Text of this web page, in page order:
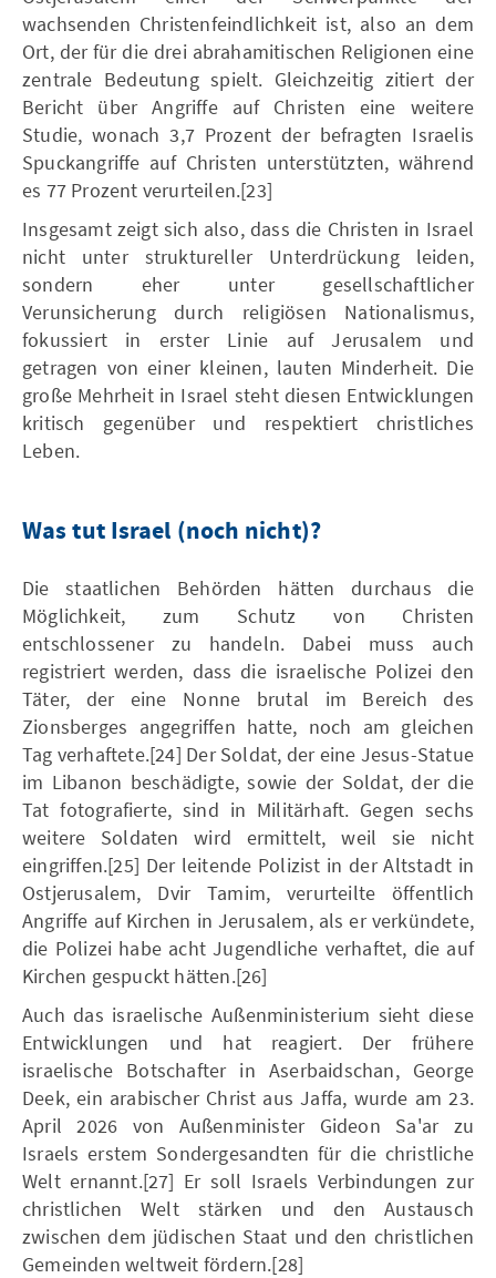
wachsenden Christenfeindlichkeit ist, also an dem
Ort, der für die drei abrahamitischen Religionen eine
zentrale Bedeutung spielt. Gleichzeitig zitiert der
Bericht über Angriffe auf Christen eine weitere
Studie, wonach 3,7 Prozent der befragten Israelis
Spuckangriffe auf Christen unterstützten, während
es 77 Prozent verurteilen.[23]
Insgesamt zeigt sich also, dass die Christen in Israel
nicht unter struktureller Unterdrückung leiden,
sondern eher unter gesellschaftlicher
Verunsicherung durch religiösen Nationalismus,
fokussiert in erster Linie auf Jerusalem und
getragen von einer kleinen, lauten Minderheit. Die
große Mehrheit in Israel steht diesen Entwicklungen
kritisch gegenüber und respektiert christliches
Leben.
Was tut Israel (noch nicht)?
Die staatlichen Behörden hätten durchaus die
Möglichkeit, zum Schutz von Christen
entschlossener zu handeln. Dabei muss auch
registriert werden, dass die israelische Polizei den
Täter, der eine Nonne brutal im Bereich des
Zionsberges angegriffen hatte, noch am gleichen
Tag verhaftete.[24] Der Soldat, der eine Jesus-Statue
im Libanon beschädigte, sowie der Soldat, der die
Tat fotografierte, sind in Militärhaft. Gegen sechs
weitere Soldaten wird ermittelt, weil sie nicht
eingriffen.[25] Der leitende Polizist in der Altstadt in
Ostjerusalem, Dvir Tamim, verurteilte öffentlich
Angriffe auf Kirchen in Jerusalem, als er verkündete,
die Polizei habe acht Jugendliche verhaftet, die auf
Kirchen gespuckt hätten.[26]
Auch das israelische Außenministerium sieht diese
Entwicklungen und hat reagiert. Der frühere
israelische Botschafter in Aserbaidschan, George
Deek, ein arabischer Christ aus Jaffa, wurde am 23.
April 2026 von Außenminister Gideon Sa'ar zu
Israels erstem Sondergesandten für die christliche
Welt ernannt.[27] Er soll Israels Verbindungen zur
christlichen Welt stärken und den Austausch
zwischen dem jüdischen Staat und den christlichen
Gemeinden weltweit fördern.[28]